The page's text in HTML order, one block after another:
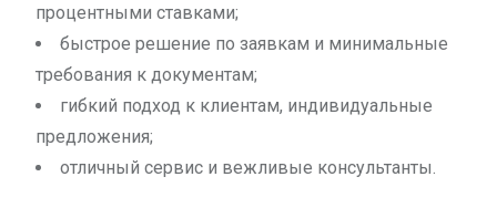
процентными ставками;
быстрое решение по заявкам и минимальные
требования к документам;
гибкий подход к клиентам, индивидуальные
предложения;
отличный сервис и вежливые консультанты.